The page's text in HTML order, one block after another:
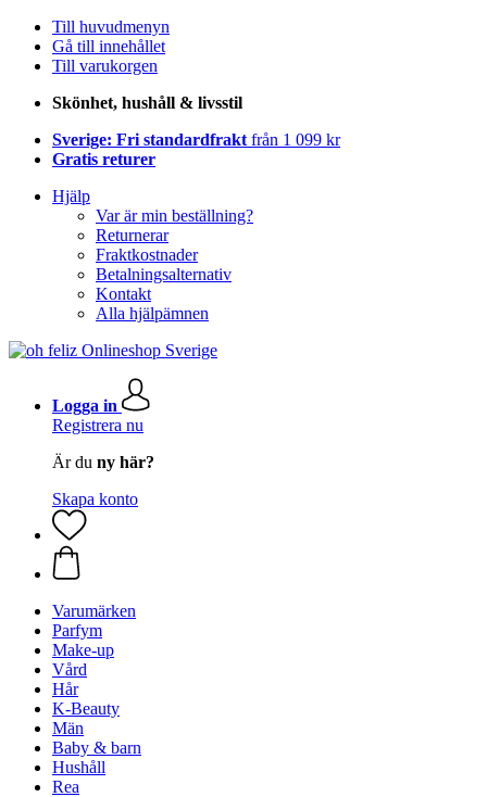
Till huvudmenyn
Gå till innehållet
Till varukorgen
Skönhet, hushåll & livsstil
Sverige: Fri standardfrakt från 1 099 kr
Gratis returer
Hjälp
Var är min beställning?
Returnerar
Fraktkostnader
Betalningsalternativ
Kontakt
Alla hjälpämnen
Logga in
Registrera nu
Är du ny här?
Skapa konto
Varumärken
Parfym
Make-up
Vård
Hår
K-Beauty
Män
Baby & barn
Hushåll
Rea